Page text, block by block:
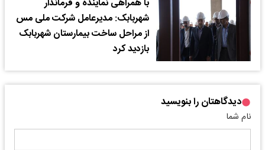
با همراهی نماینده و فرماندار
شهربابک: مدیرعامل شرکت ملی مس
از مراحل ساخت بیمارستان شهربابک
بازدید کرد
دیدگاهتان را بنویسید
نام شما